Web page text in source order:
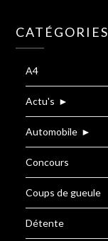
CATÉGORIES
A4
Actu's ►
Automobile ►
Concours
Coups de gueule
Détente